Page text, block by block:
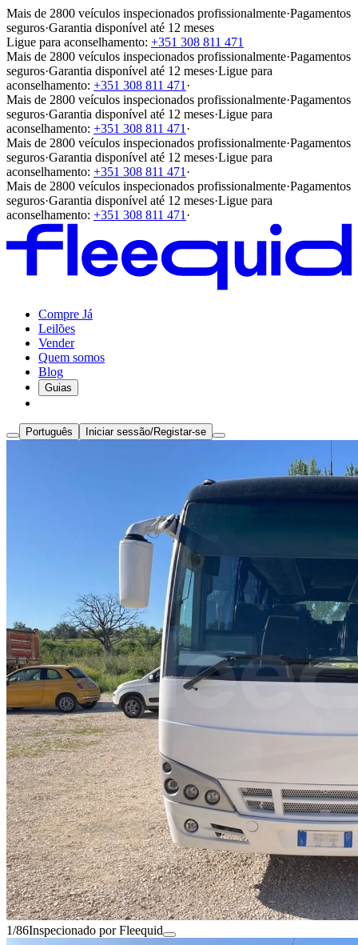
Mais de 2800 veículos inspecionados profissionalmente·Pagamentos
seguros·Garantia disponível até 12 meses
Ligue para aconselhamento: +351 308 811 471
Mais de 2800 veículos inspecionados profissionalmente·Pagamentos
seguros·Garantia disponível até 12 meses·Ligue para
aconselhamento: +351 308 811 471 ·
Mais de 2800 veículos inspecionados profissionalmente·Pagamentos
seguros·Garantia disponível até 12 meses·Ligue para
aconselhamento: +351 308 811 471 ·
Mais de 2800 veículos inspecionados profissionalmente·Pagamentos
seguros·Garantia disponível até 12 meses·Ligue para
aconselhamento: +351 308 811 471 ·
Mais de 2800 veículos inspecionados profissionalmente·Pagamentos
seguros·Garantia disponível até 12 meses·Ligue para
aconselhamento: +351 308 811 471 ·
Compre Já
Leilões
Vender
Quem somos
Blog
Guias
Português Iniciar sessão/Registar-se
1/86Inspecionado por Fleequid